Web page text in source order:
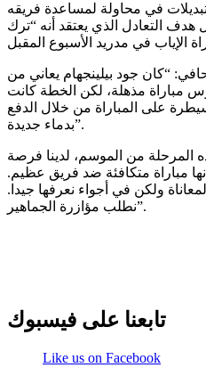
في محاولة لمساعدة فريقه
هدف التعادل الذي يعتقد أنه “ترك
“كان جود بيلينجهام يعاني من
مذهلة، لكن الخطة كانت
على المباراة من خلال الدفع
بدماء جديدة”.
المرحلة من الموسم، لدينا فرصة
مباراة متكافئة ضد فريق عظيم.
المعاناة ولكن في أجواء نعرفها جيدا.
نطلب مؤازرة الجماهير”.
تابعنا على فيسبوك
Like us on Facebook